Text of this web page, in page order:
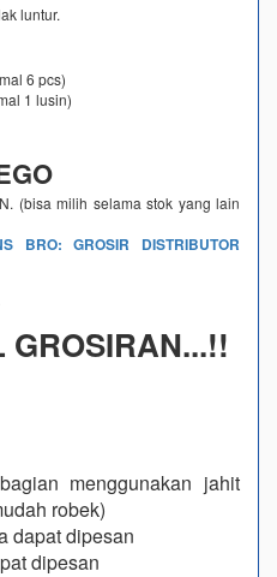
luntur.
6 pcs)
1 lusin)
(bisa milih selama stok yang lain
BRO: GROSIR DISTRIBUTOR
GROSIRAN...!!
menggunakan jahit
robek)
dapat dipesan
dipesan